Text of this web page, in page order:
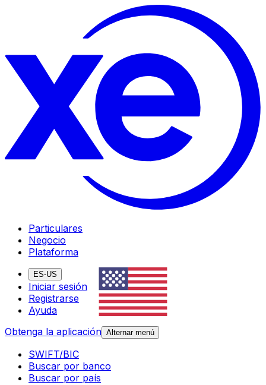
Particulares
Negocio
Plataforma
ES-US
Iniciar sesión
Registrarse
Ayuda
Obtenga la aplicación Alternar menú
SWIFT/BIC
Buscar por banco
Buscar por país